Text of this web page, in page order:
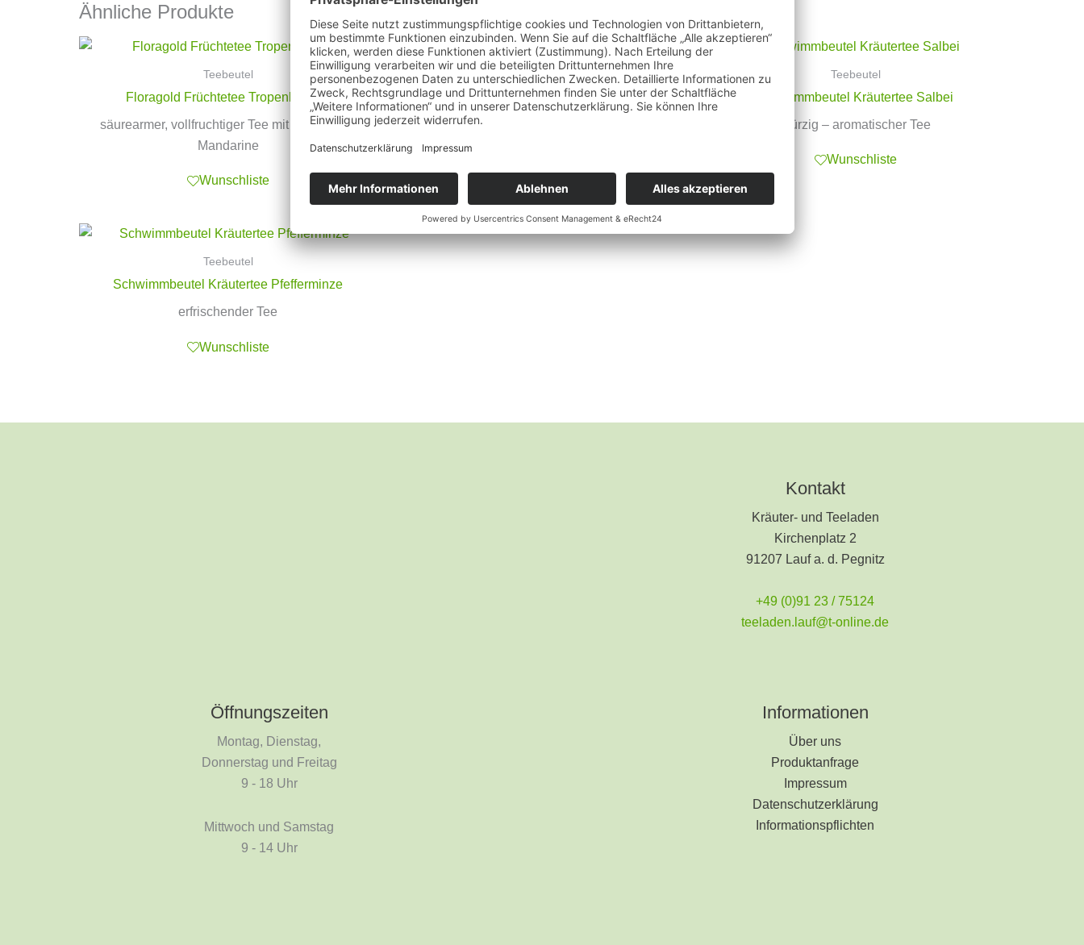
Ähnliche Produkte
Teebeutel
Floragold Früchtetee Tropenhimmel
säurearmer, vollfruchtiger Tee mit Mango und
Mandarine
Wunschliste
Teebeutel
Schwimmbeutel Früchtetee Apfel
frisch – fruchtiger Geschmack mit wenig Säure
Teebeutel
Schwimmbeutel Kräutertee Salbei
würzig – aromatischer Tee
Wunschliste
Teebeutel
Schwimmbeutel Kräutertee Pfefferminze
erfrischender Tee
Wunschliste
Kontakt
Kräuter- und Teeladen
Kirchenplatz 2
91207 Lauf a. d. Pegnitz
+49 (0)91 23 / 75124
teeladen.lauf@t-online.de
Öffnungszeiten
Montag, Dienstag,
Donnerstag und Freitag
9 - 18 Uhr
Mittwoch und Samstag
9 - 14 Uhr
Informationen
Über uns
Produktanfrage
Impressum
Datenschutzerklärung
Informationspflichten